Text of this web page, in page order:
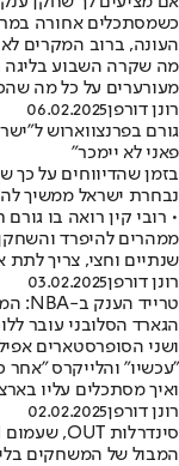
כשמסתכלים אחורה
העונה, ברוב המקרים לא
מה שקרה השבוע בליגה
מעורערים על כל מה
רונן דורפן06.02.2025
גורם בפרנצווארוש
פאני לא יימכר"
בזמן שהדיווחים על כך
נבחרת ישראל ממשיך
• רובי קין רואה בו
ממהרים להיפרד
שנתיים וחצי, צריך
רונן דורפן03.02.2025
טרייד הענק ב-NBA: המסר שגם לוקה דונצ'יץ' הבין
הגארד הסלובני עובר
ושני הסופרסטארים
"עכשיו" והלייקרס
ואיך מסתכלים עליו
רונן דורפן02.02.2025
סינדרלות OUT, שעמום IN: המהפכה בליגת האלופות נכשלה בגדול
המבול של המשחקים